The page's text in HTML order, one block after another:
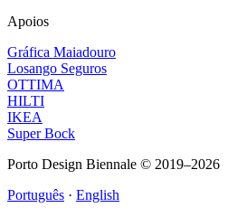
Apoios
Gráfica Maiadouro
Losango Seguros
OTTIMA
HILTI
IKEA
Super Bock
Porto Design Biennale © 2019–2026
Português · English